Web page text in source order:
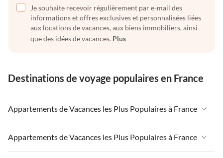
Je souhaite recevoir régulièrement par e-mail des
informations et offres exclusives et personnalisées liées
aux locations de vacances, aux biens immobiliers, ainsi
que des idées de vacances. Plus
Destinations de voyage populaires en France
Appartements de Vacances les Plus Populaires à France
Appartements de Vacances à France
Appartements de Vacances à Paris-Ile de France
Appartements de Vacances les Plus Populaires à France